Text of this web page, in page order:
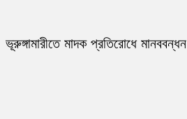
ভূরুঙ্গামারীতে মাদক প্রতিরোধে মানববন্ধন